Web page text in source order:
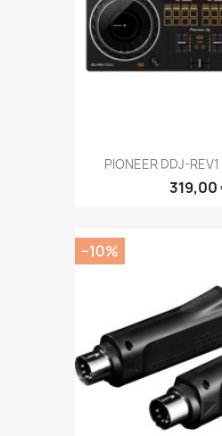
PIONEER DDJ-
319,00
−10%